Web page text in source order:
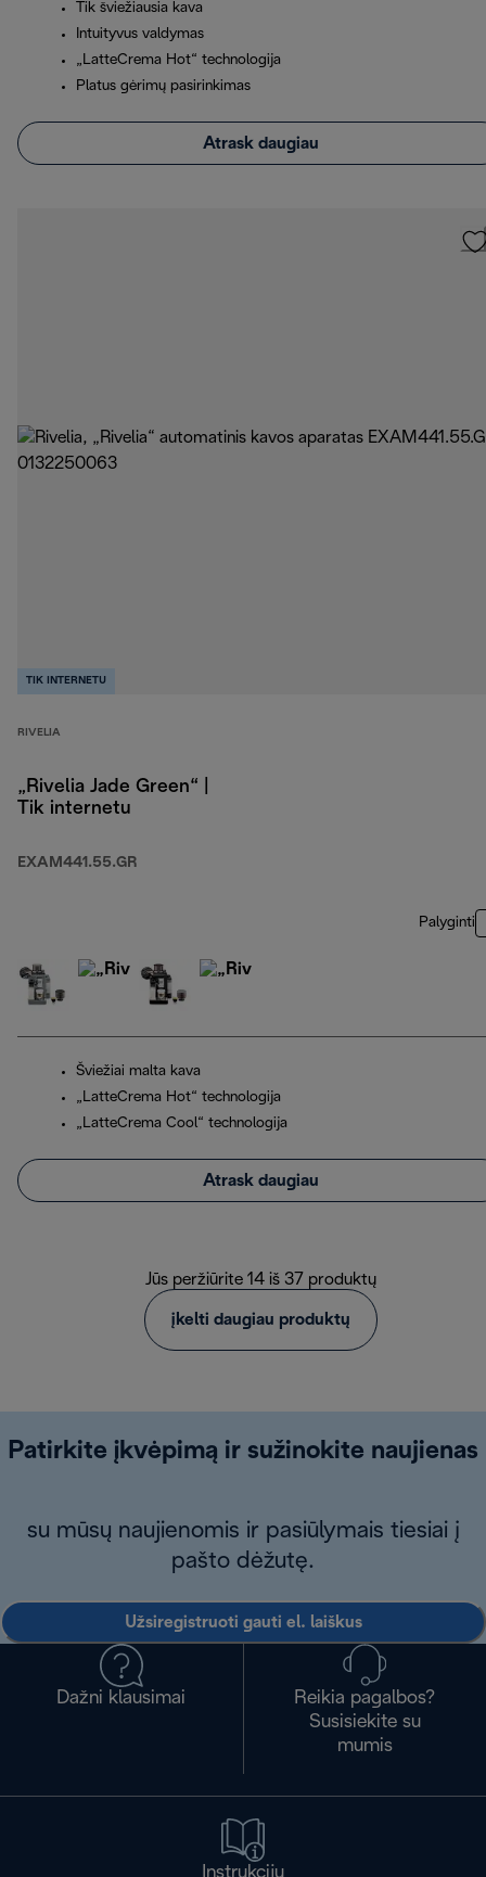
Tik šviežiausia kava
Intuityvus valdymas
„LatteCrema Hot“ technologija
Platus gėrimų pasirinkimas
Atrask daugiau
TIK INTERNETU
RIVELIA
„Rivelia Jade Green“ |
Tik internetu
EXAM441.55.GR
Palyginti
Šviežiai malta kava
„LatteCrema Hot“ technologija
„LatteCrema Cool“ technologija
Atrask daugiau
Jūs peržiūrite 14 iš 37 produktų
įkelti daugiau produktų
Patirkite įkvėpimą ir sužinokite naujienas
su mūsų naujienomis ir pasiūlymais tiesiai į
pašto dėžutę.
Užsiregistruoti gauti el. laiškus
Dažni klausimai
Reikia pagalbos?
Susisiekite su
mumis